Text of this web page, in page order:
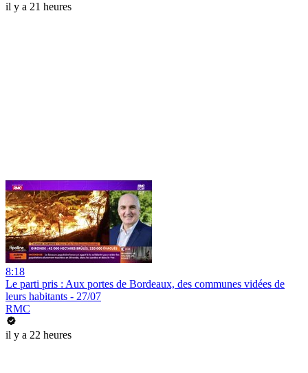
il y a 21 heures
8:18
Le parti pris : Aux portes de Bordeaux, des communes vidées de
leurs habitants - 27/07
RMC
il y a 22 heures